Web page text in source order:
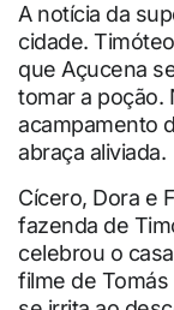
A notícia da
cidade.
que Açucena
tomar a poção.
acampamento
abraça aliviada.
Cícero, Dora e
fazenda de
celebrou o
filme de